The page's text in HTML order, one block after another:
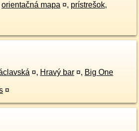
orientačná mapa ¤, prístrešok,
¤, Hravý bar ¤, Big One
¤